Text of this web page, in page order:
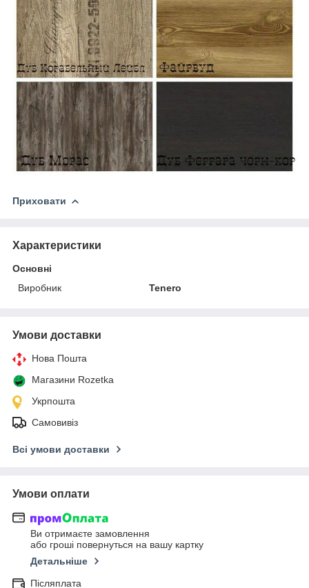
Приховати
Характеристики
Основні
Виробник
Tenero
Умови доставки
Нова Пошта
Магазини Rozetka
Укрпошта
Самовивіз
Всі умови доставки
Умови оплати
Ви отримаєте замовлення
або гроші повернуться на вашу картку
Детальніше
Післяплата